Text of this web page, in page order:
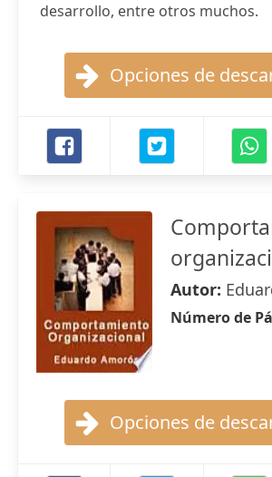
desarrollo, entre otros muchos.
Opciones de
Autor:
Número de
Opciones de